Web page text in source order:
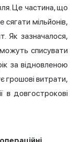
Це частина, що
мільйонів,
Як зазначалося,
списувати
за відновленою
грошові витрати,
в довгострокові